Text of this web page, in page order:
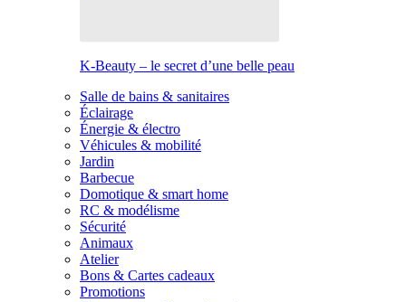
K-Beauty – le secret d’une belle peau
Salle de bains & sanitaires
Éclairage
Énergie & électro
Véhicules & mobilité
Jardin
Barbecue
Domotique & smart home
RC & modélisme
Sécurité
Animaux
Atelier
Bons & Cartes cadeaux
Promotions